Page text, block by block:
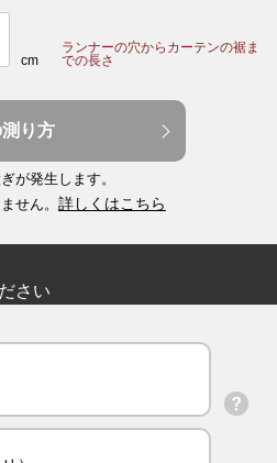
cm
ランナーの穴からカーテンの裾ま
での長さ
り方
が発生します。
せん。 詳しくはこちら
さい